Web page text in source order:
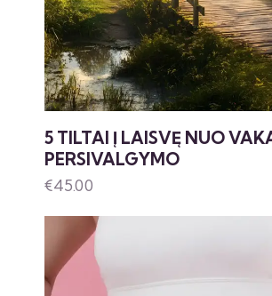
5 TILTAI Į LAISVĘ NUO
PERSIVALGYMO
€45.00